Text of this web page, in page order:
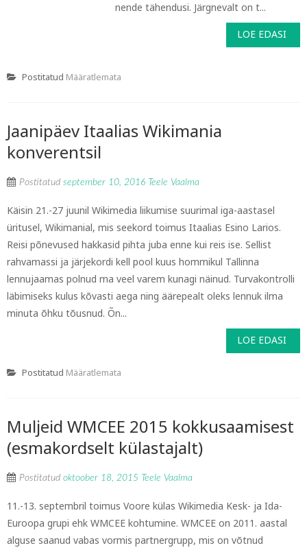
nende tähendusi. Järgnevalt on t...
LOE EDASI
Postitatud Määratlemata
Jaanipäev Itaalias Wikimania
konverentsil
Postitatud september 10, 2016 Teele Vaalma
Käisin 21.-27 juunil Wikimedia liikumise suurimal iga-aastasel
üritusel, Wikimanial, mis seekord toimus Itaalias Esino Larios.
Reisi põnevused hakkasid pihta juba enne kui reis ise. Sellist
rahvamassi ja järjekordi kell pool kuus hommikul Tallinna
lennujaamas polnud ma veel varem kunagi näinud. Turvakontrolli
läbimiseks kulus kõvasti aega ning äärepealt oleks lennuk ilma
minuta õhku tõusnud. Õn...
LOE EDASI
Postitatud Määratlemata
Muljeid WMCEE 2015 kokkusaamisest
(esmakordselt külastajalt)
Postitatud oktoober 18, 2015 Teele Vaalma
11.-13. septembril toimus Voore külas Wikimedia Kesk- ja Ida-
Euroopa grupi ehk WMCEE kohtumine. WMCEE on 2011. aastal
alguse saanud vabas vormis partnergrupp, mis on võtnud